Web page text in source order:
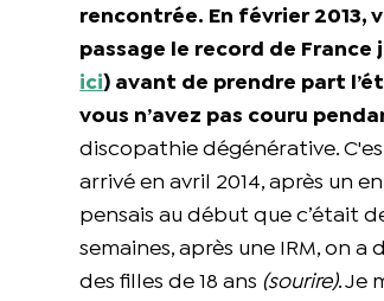
rencontrée. En février 2013,
passage le record de France
ici) avant de prendre part
vous n’avez pas couru
discopathie dégénérative.
arrivé en avril 2014, après un
pensais au début que c’était
semaines, après une IRM, on
des filles de 18 ans (sourire). Je